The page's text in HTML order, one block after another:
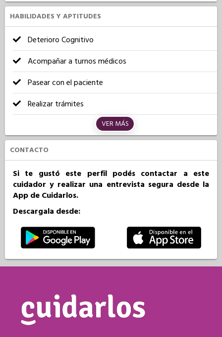
HABILIDADES Y APTITUDES
Deterioro Cognitivo
Acompañar a turnos médicos
Pasear con el paciente
Realizar trámites
VER MÁS
CONTACTO
Si te gustó este perfil podés contactar a este
cuidador y realizar una entrevista segura desde la
App de Cuidarlos.
Descargala desde: